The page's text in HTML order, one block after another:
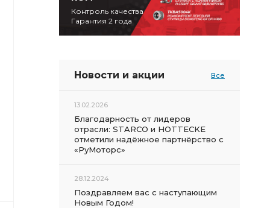
Контроль качества
Гарантия 2 года
Новости и акции Все
13.02.2026
Благодарность от лидеров
отрасли: STARCO и HOTTECKE
отметили надёжное партнёрство с
«РуМоторс»
28.12.2024
Поздравляем вас с наступающим
Новым Годом!